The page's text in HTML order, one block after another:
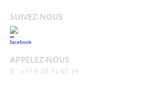
SUIVEZ-NOUS
APPELEZ-NOUS
T : +33 6 20 31 62 19